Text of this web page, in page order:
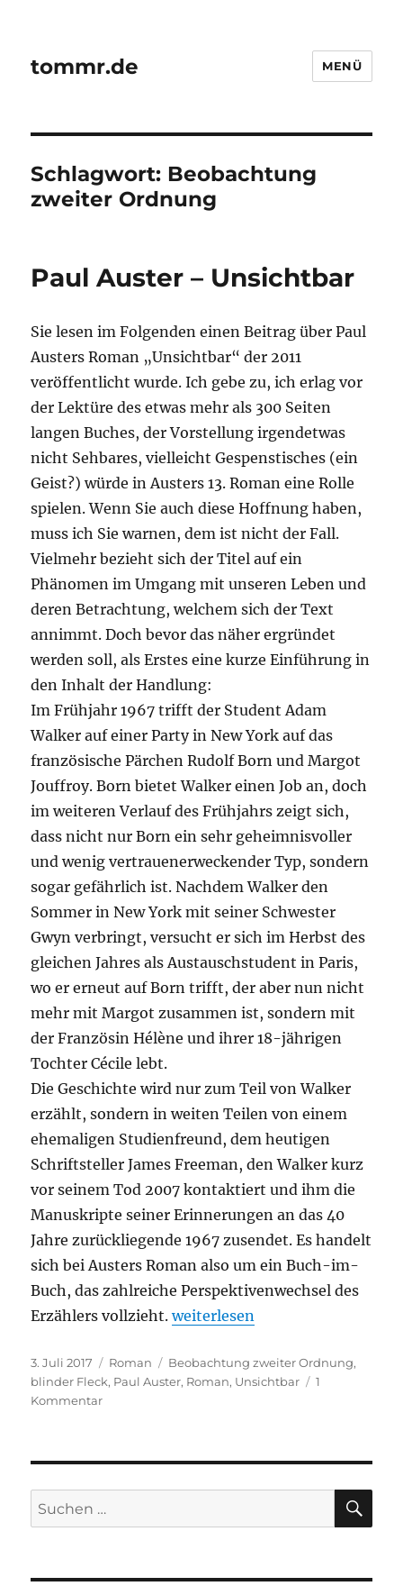
tommr.de MENÜ
Schlagwort: Beobachtung
zweiter Ordnung
Paul Auster – Unsichtbar
Sie lesen im Folgenden einen Beitrag über Paul
Austers Roman „Unsichtbar“ der 2011
veröffentlicht wurde. Ich gebe zu, ich erlag vor
der Lektüre des etwas mehr als 300 Seiten
langen Buches, der Vorstellung irgendetwas
nicht Sehbares, vielleicht Gespenstisches (ein
Geist?) würde in Austers 13. Roman eine Rolle
spielen. Wenn Sie auch diese Hoffnung haben,
muss ich Sie warnen, dem ist nicht der Fall.
Vielmehr bezieht sich der Titel auf ein
Phänomen im Umgang mit unseren Leben und
deren Betrachtung, welchem sich der Text
annimmt. Doch bevor das näher ergründet
werden soll, als Erstes eine kurze Einführung in
den Inhalt der Handlung:
Im Frühjahr 1967 trifft der Student Adam
Walker auf einer Party in New York auf das
französische Pärchen Rudolf Born und Margot
Jouffroy. Born bietet Walker einen Job an, doch
im weiteren Verlauf des Frühjahrs zeigt sich,
dass nicht nur Born ein sehr geheimnisvoller
und wenig vertrauenerweckender Typ, sondern
sogar gefährlich ist. Nachdem Walker den
Sommer in New York mit seiner Schwester
Gwyn verbringt, versucht er sich im Herbst des
gleichen Jahres als Austauschstudent in Paris,
wo er erneut auf Born trifft, der aber nun nicht
mehr mit Margot zusammen ist, sondern mit
der Französin Hélène und ihrer 18-jährigen
Tochter Cécile lebt.
Die Geschichte wird nur zum Teil von Walker
erzählt, sondern in weiten Teilen von einem
ehemaligen Studienfreund, dem heutigen
Schriftsteller James Freeman, den Walker kurz
vor seinem Tod 2007 kontaktiert und ihm die
Manuskripte seiner Erinnerungen an das 40
Jahre zurückliegende 1967 zusendet. Es handelt
sich bei Austers Roman also um ein Buch-im-
Buch, das zahlreiche Perspektivenwechsel des
Erzählers vollzieht.„Paul Auster – Unsichtbar“
weiterlesen
Veröffentlicht
am
3. Juli 2017 Kategorien
Roman Schlagwörter
Beobachtung zweiter Ordnung,
blinder Fleck, Paul Auster, Roman, Unsichtbar
1
Kommentarzu
Suchen
nach: